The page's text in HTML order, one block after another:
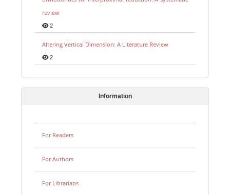
review
2
Altering Vertical Dimension: A Literature Review
2
Information
For Readers
For Authors
For Librarians